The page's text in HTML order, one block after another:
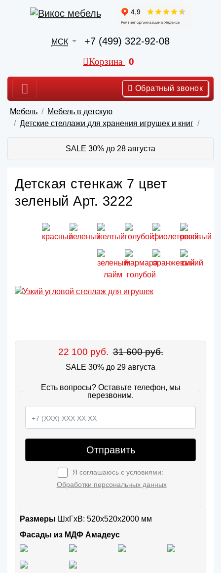
МСК +7 (499) 322-92-08
Корзина 0
Обратный звонок
Мебель
Мебель в детскую
Детские стеллажи для хранения игрушек и книг
SALE 30% до 28 августа
Детская стенкаж 7 цвет
зеленый Арт. 3222
22 100 руб. 31 600 руб.
SALE 30% до 29 августа
Есть вопросы? Оставьте телефон, мы
перезвоним.
Отправить
Я соглашаюсь с условиями:
Обработки персональных данных
Размеры ШxГхВ: 520x520x2000 мм
Фасады из МДФ Амадеус